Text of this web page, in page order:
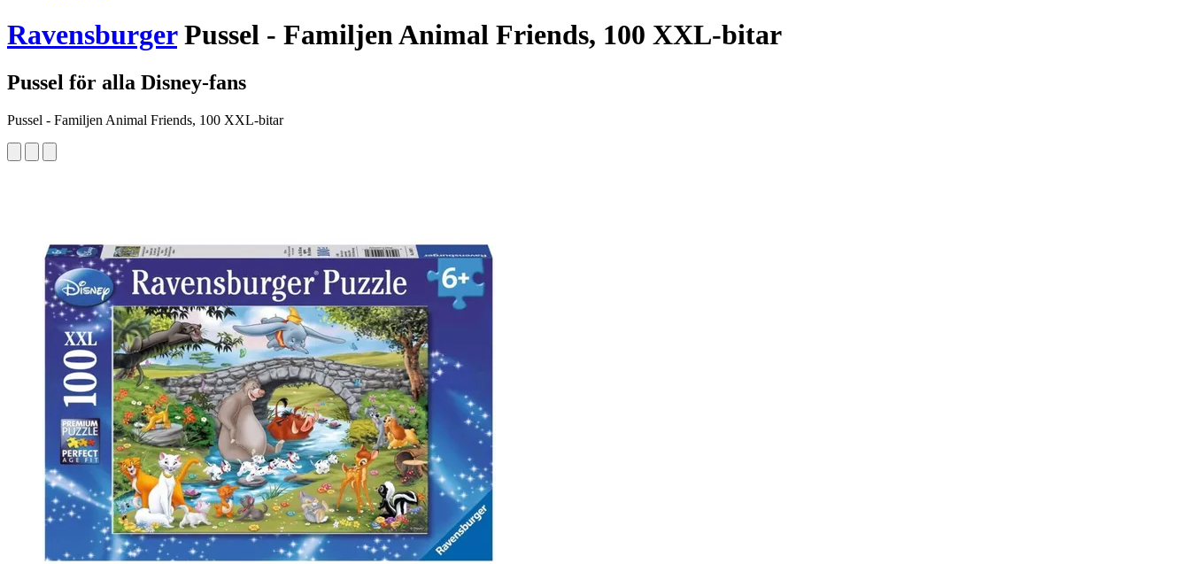
RavensburgerPussel - Familjen Animal Friends, 100 XXL-bitar
Pussel för alla Disney-fans
Pussel - Familjen Animal Friends, 100 XXL-bitar